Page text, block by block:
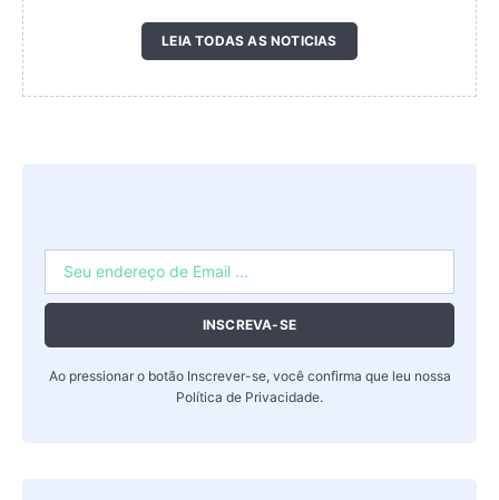
LEIA TODAS AS NOTICIAS
INSCREVA-SE
Ao pressionar o botão Inscrever-se, você confirma que leu nossa
Política de Privacidade.